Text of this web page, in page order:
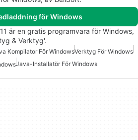
för Windows
är en gratis programvara för Windows,
& Verktyg'.
Kompilator För WindowsVerktyg För Windows
Java-Installatör För Windows